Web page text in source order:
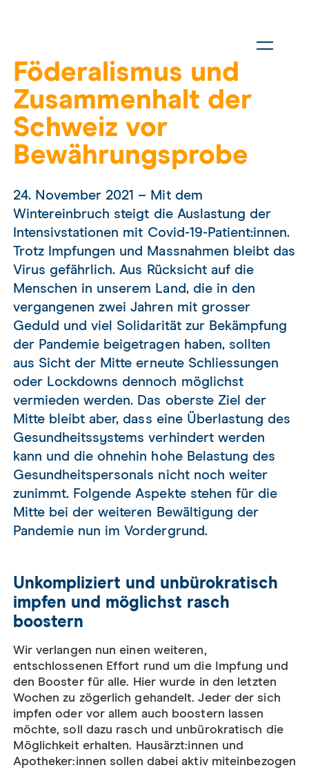
Föderalismus und
Zusammenhalt der
Schweiz vor
Bewährungsprobe
24. November 2021 – Mit dem
Wintereinbruch steigt die Auslastung der
Intensivstationen mit Covid-19-Patient:innen.
Trotz Impfungen und Massnahmen bleibt das
Virus gefährlich. Aus Rücksicht auf die
Menschen in unserem Land, die in den
vergangenen zwei Jahren mit grosser
Geduld und viel Solidarität zur Bekämpfung
der Pandemie beigetragen haben, sollten
aus Sicht der Mitte erneute Schliessungen
oder Lockdowns dennoch möglichst
vermieden werden. Das oberste Ziel der
Mitte bleibt aber, dass eine Überlastung des
Gesundheitssystems verhindert werden
kann und die ohnehin hohe Belastung des
Gesundheitspersonals nicht noch weiter
zunimmt. Folgende Aspekte stehen für die
Mitte bei der weiteren Bewältigung der
Pandemie nun im Vordergrund.
Unkompliziert und unbürokratisch
impfen und möglichst rasch
boostern
Wir verlangen nun einen weiteren,
entschlossenen Effort rund um die Impfung und
den Booster für alle. Hier wurde in den letzten
Wochen zu zögerlich gehandelt. Jeder der sich
impfen oder vor allem auch boostern lassen
möchte, soll dazu rasch und unbürokratisch die
Möglichkeit erhalten. Hausärzt:innen und
Apotheker:innen sollen dabei aktiv miteinbezogen